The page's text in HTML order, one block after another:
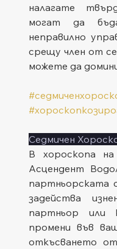
налагате
могат да
неправилно
срещу член от
можете да
Седмичен
В хороскопа
Асцендент
партньорската
задейства
партньор или
промени във
откъсването